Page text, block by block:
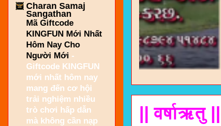
|| वर्षाऋतु
Charan Samaj
Sangathan
Mã Giftcode
KINGFUN Mới Nhất
Hôm Nay Cho
Người Mới -
Giftcode KINGFUN
mới nhất hôm nay
mang đến cơ hội
trải nghiệm nhiều
trò chơi hấp dẫn
mà không cần nạp